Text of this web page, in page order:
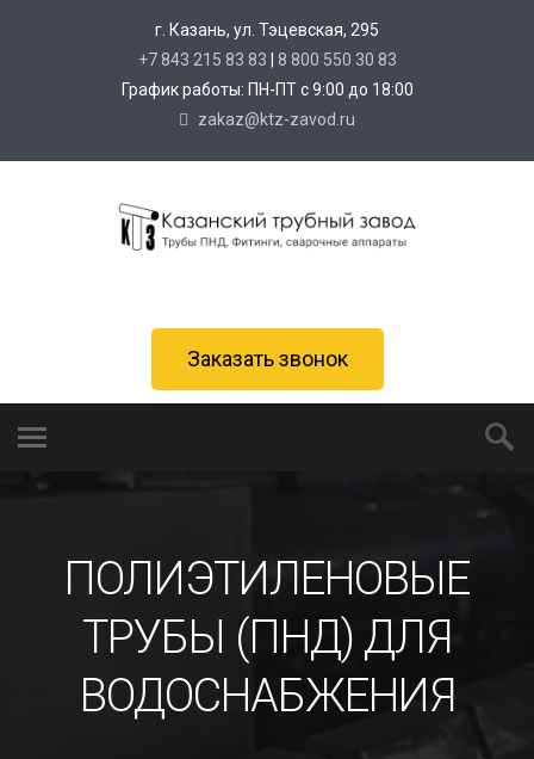
г. Казань, ул. Тэцевская, 295
+7 843 215 83 83
8 800 550 30 83
График работы: ПН-ПТ с 9:00 до 18:00
zakaz@ktz-zavod.ru
Заказать звонок
ПОЛИЭТИЛЕНОВЫЕ
ТРУБЫ (ПНД) ДЛЯ
ВОДОСНАБЖЕНИЯ